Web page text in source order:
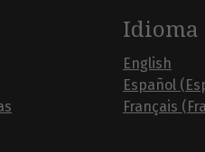
Idioma
English
Español
Français